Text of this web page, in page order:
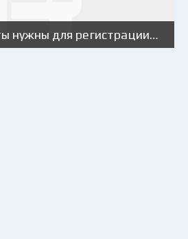
Какие документы нужны для регистрации автомобиля?